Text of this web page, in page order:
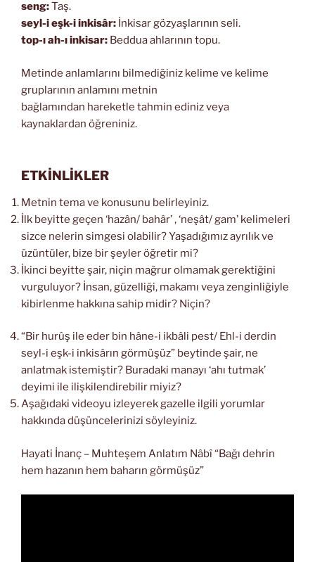
seng:Taş.
seyl-i eşk-i inkisâr: İnkisar gözyaşlarının seli.
top-ı ah-ı inkisar: Beddua ahlarının topu.
Metinde anlamlarını bilmediğiniz kelime ve kelime
gruplarının anlamını metnin
bağlamından hareketle tahmin ediniz veya
kaynaklardan öğreniniz.
ETKİNLİKLER
Metnin tema ve konusunu belirleyiniz.
İlk beyitte geçen ‘hazân/ bahâr’ , ‘neşât/ gam’ kelimeleri
sizce nelerin simgesi olabilir? Yaşadığımız ayrılık ve
üzüntüler, bize bir şeyler öğretir mi?
İkinci beyitte şair, niçin mağrur olmamak gerektiğini
vurguluyor? İnsan, güzelliği, makamı veya zenginliğiyle
kibirlenme hakkına sahip midir? Niçin?
“Bir hurûş ile eder bin hâne-i ikbâli pest/ Ehl-i derdin
seyl-i eşk-i inkisârın görmüşüz” beytinde şair, ne
anlatmak istemiştir? Buradaki manayı ‘ahı tutmak’
deyimi ile ilişkilendirebilir miyiz?
Aşağıdaki videoyu izleyerek gazelle ilgili yorumlar
hakkında düşüncelerinizi söyleyiniz.
Hayati İnanç – Muhteşem Anlatım Nâbî “Bağı dehrin
hem hazanın hem baharın görmüşüz”